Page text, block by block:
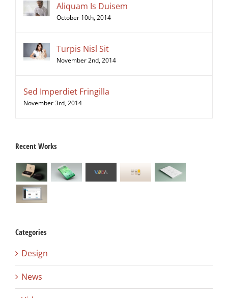
Aliquam Is Duisem
October 10th, 2014
Turpis Nisl Sit
November 2nd, 2014
Sed Imperdiet Fringilla
November 3rd, 2014
Recent Works
Categories
Design
News